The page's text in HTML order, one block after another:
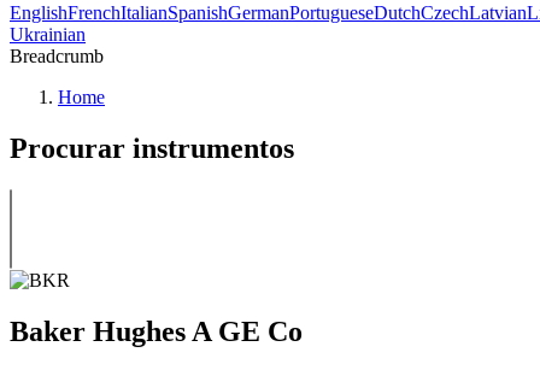
EnglishFrenchItalianSpanishGermanPortugueseDutchCzechLatvian
Ukrainian
Breadcrumb
Home
Procurar instrumentos
Baker Hughes A GE Co